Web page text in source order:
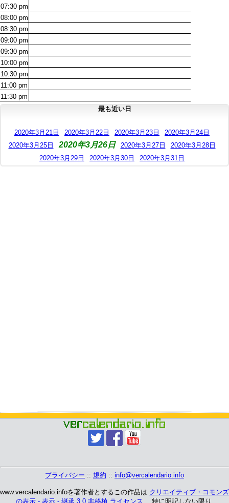
07:30 pm
08:00 pm
08:30 pm
09:00 pm
09:30 pm
10:00 pm
10:30 pm
11:00 pm
11:30 pm
最も近い日
2020年3月21日 2020年3月22日 2020年3月23日
2020年3月24日
2020年3月25日
2020年3月26日 2020年3月27日
2020年3月28日
2020年3月29日
2020年3月30日 2020年3月31日
プライバシー :: 規約 :: info@vercalendario.info
www.vercalendario.infoを著作者とするこの作品は クリエイティブ・コモンズ
の表示 - 表示 - 継承 3.0 非移植 ライセンス 、 特に明記しない限り.